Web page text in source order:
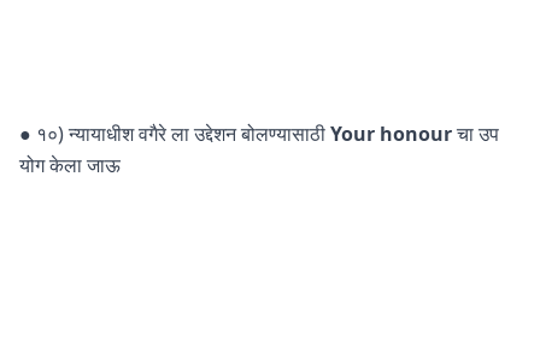
● १०) न्यायाधीश वगैरे ला उद्देशन बोलण्यासाठीYour honourचा उप
योग केला जाऊ